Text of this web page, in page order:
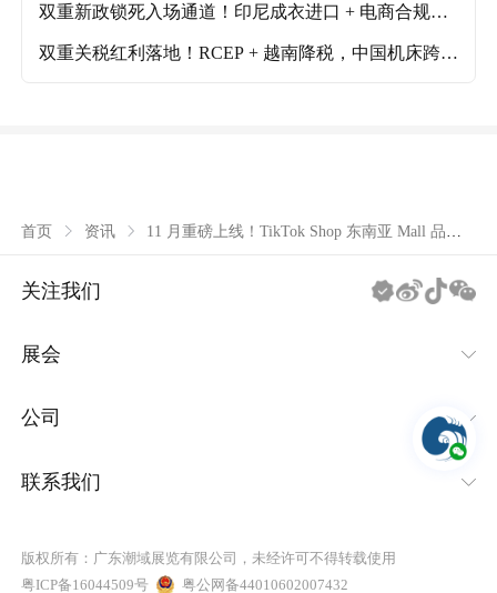
双重新政锁死入场通道！印尼成衣进口 + 电商合规双
双重关税红利落地！RCEP + 越南降税，中国机床跨境
首页 资讯
11 月重磅上线！TikTok Shop 东南亚 Mall 品牌
关注我们
展会
IEAE消费类电子及家用电器系列
CHWE出海网全球跨境电商展
公司
关于潮域
商务合作
联系我们
版权所有：广东潮域展览有限公司，未经许可不得转载使用
粤ICP备16044509号
粤公网备44010602007432